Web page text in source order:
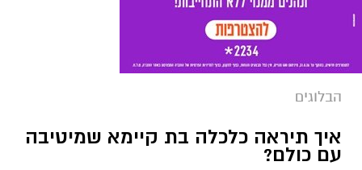
הבלוגים
איך תיראה כלכלה בת קיימא שמיטיבה
עם כולם?